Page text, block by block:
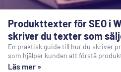
Produkttexter för SEO i
skriver du texter som
En praktisk guide till hur du skriver
som hjälper kunden att förstå
Läs mer »